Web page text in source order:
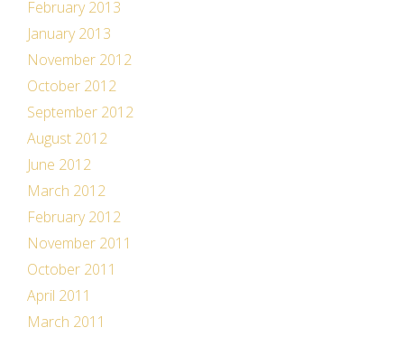
February 2013
January 2013
November 2012
October 2012
September 2012
August 2012
June 2012
March 2012
February 2012
November 2011
October 2011
April 2011
March 2011